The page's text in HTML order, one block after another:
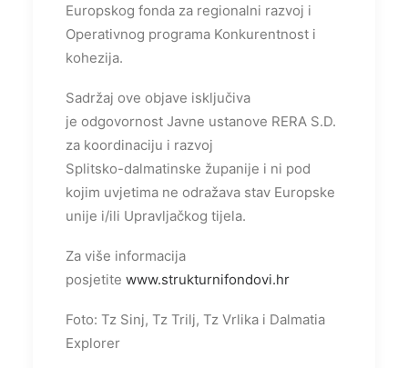
Europskog fonda za regionalni razvoj i
Operativnog programa Konkurentnost i
kohezija.
Sadržaj ove objave isključiva
je odgovornost Javne ustanove RERA S.D.
za koordinaciju i razvoj
Splitsko-dalmatinske županije i ni pod
kojim uvjetima ne odražava stav Europske
unije i/ili Upravljačkog tijela.
Za više informacija
posjetite www.strukturnifondovi.hr
Foto: Tz Sinj, Tz Trilj, Tz Vrlika i Dalmatia
Explorer